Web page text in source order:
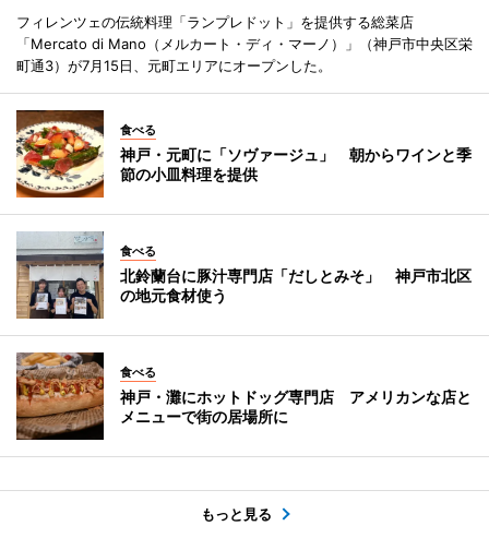
フィレンツェの伝統料理「ランプレドット」を提供する総菜店
「Mercato di Mano（メルカート・ディ・マーノ）」（神戸市中央区栄
町通3）が7月15日、元町エリアにオープンした。
食べる
神戸・元町に「ソヴァージュ」 朝からワインと季
節の小皿料理を提供
食べる
北鈴蘭台に豚汁専門店「だしとみそ」 神戸市北区
の地元食材使う
食べる
神戸・灘にホットドッグ専門店 アメリカンな店と
メニューで街の居場所に
もっと見る